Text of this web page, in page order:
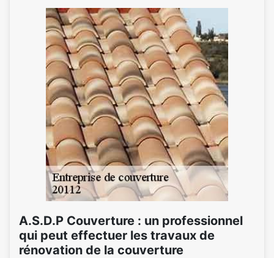
A.S.D.P Couverture : un professionnel
qui peut effectuer les travaux de
rénovation de la couverture